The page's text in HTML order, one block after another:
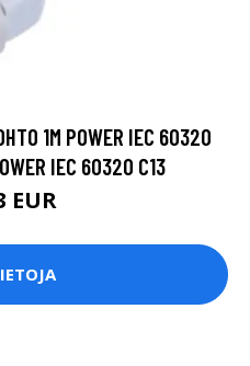
1M POWER IEC 60320
IEC 60320 C13
EUR